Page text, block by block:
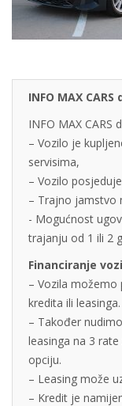
INFO MAX
INFO MAX CARS
– Vozilo je
servisima,
– Vozilo
– Trajno jamstvo
- Mogućnost
trajanju od 1 ili 2
Financiranje
– Vozila možemo
kredita ili leasinga.
– Također
leasinga na 3
opciju.
– Leasing može
– Kredit je